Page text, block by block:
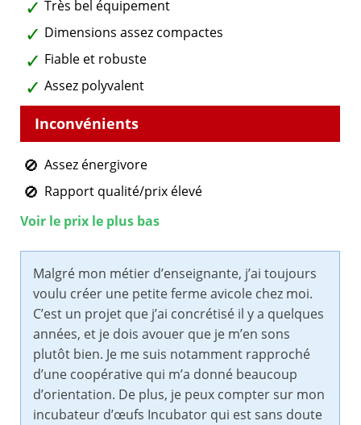
Très bel équipement
Dimensions assez compactes
Fiable et robuste
Assez polyvalent
Assez énergivore
Rapport qualité/prix élevé
Voir le prix le plus bas
Malgré mon métier d’enseignante, j’ai toujours
voulu créer une petite ferme avicole chez moi.
C’est un projet que j’ai concrétisé il y a quelques
années, et je dois avouer que je m’en sons
plutôt bien. Je me suis notamment rapproché
d’une coopérative qui m’a donné beaucoup
d’orientation. De plus, je peux compter sur mon
incubateur d’œufs Incubator qui est sans doute